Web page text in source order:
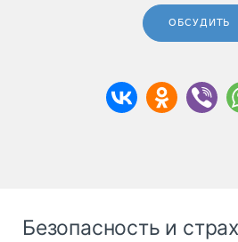
ОБСУДИТЬ
Безопасность и